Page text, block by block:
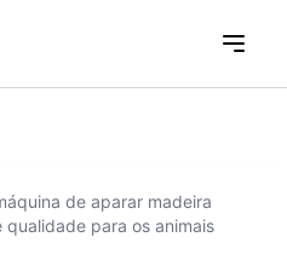
de aparar madeira
para os animais